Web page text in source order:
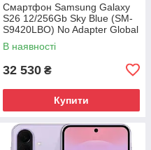
Смартфон Samsung Galaxy
S26 12/256Gb Sky Blue (SM-
S9420LBO) No Adapter Global
version
В наявності
32 530 ₴
Купити